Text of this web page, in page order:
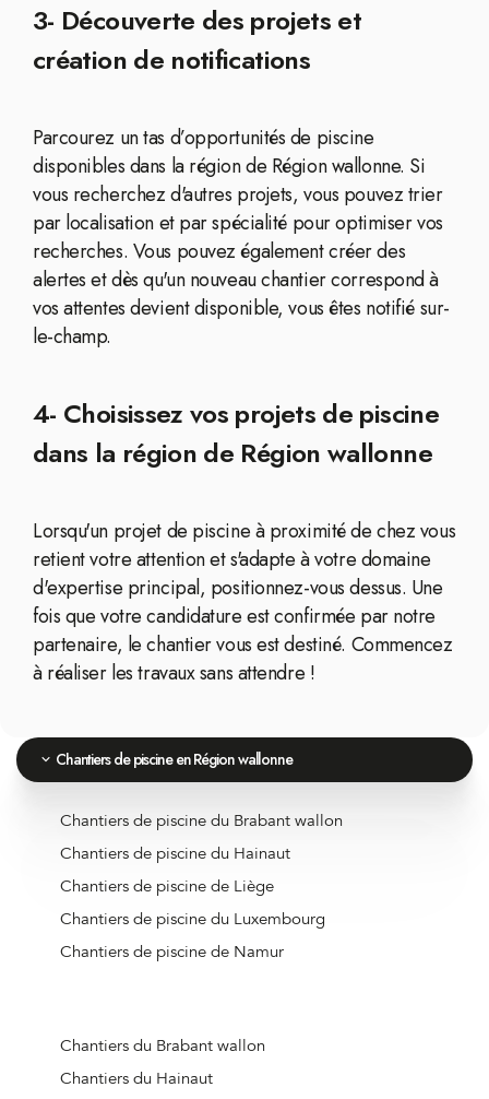
3- Découverte des projets et
création de notifications
Parcourez un tas d’opportunités de piscine
disponibles dans la région de Région wallonne. Si
vous recherchez d'autres projets, vous pouvez trier
par localisation et par spécialité pour optimiser vos
recherches. Vous pouvez également créer des
alertes et dès qu'un nouveau chantier correspond à
vos attentes devient disponible, vous êtes notifié sur-
le-champ.
4- Choisissez vos projets de piscine
dans la région de Région wallonne
Lorsqu'un projet de piscine à proximité de chez vous
retient votre attention et s'adapte à votre domaine
d'expertise principal, positionnez-vous dessus. Une
fois que votre candidature est confirmée par notre
partenaire, le chantier vous est destiné. Commencez
à réaliser les travaux sans attendre !
Chantiers de piscine en Région wallonne
Chantiers de piscine du Brabant wallon
Chantiers de piscine du Hainaut
Chantiers de piscine de Liège
Chantiers de piscine du Luxembourg
Chantiers de piscine de Namur
Chantiers du Brabant wallon
Chantiers du Hainaut